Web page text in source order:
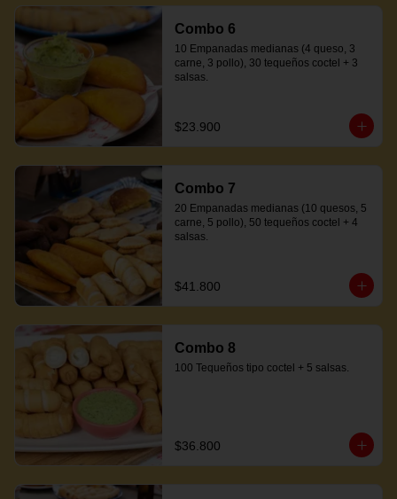
Combo 6
10 Empanadas medianas (4 queso, 3
carne, 3 pollo), 30 tequeños coctel + 3
salsas.
$23.900
Combo 7
20 Empanadas medianas (10 quesos, 5
carne, 5 pollo), 50 tequeños coctel + 4
salsas.
$41.800
Combo 8
100 Tequeños tipo coctel + 5 salsas.
$36.800